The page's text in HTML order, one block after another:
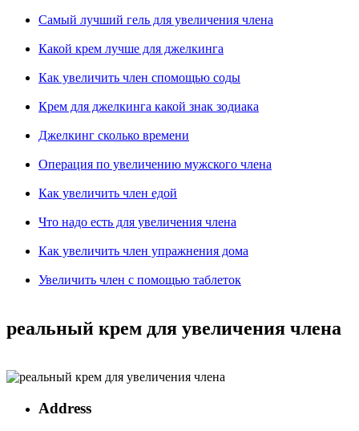
Самый лучший гель для увеличения члена
Какой крем лучше для джелкинга
Как увеличить член спомощью соды
Крем для джелкинга какой знак зодиака
Джелкинг сколько времени
Операция по увеличению мужского члена
Как увеличить член едой
Что надо есть для увеличения члена
Как увеличить член упражнения дома
Увеличить член с помощью таблеток
реальный крем для увеличения члена
Address